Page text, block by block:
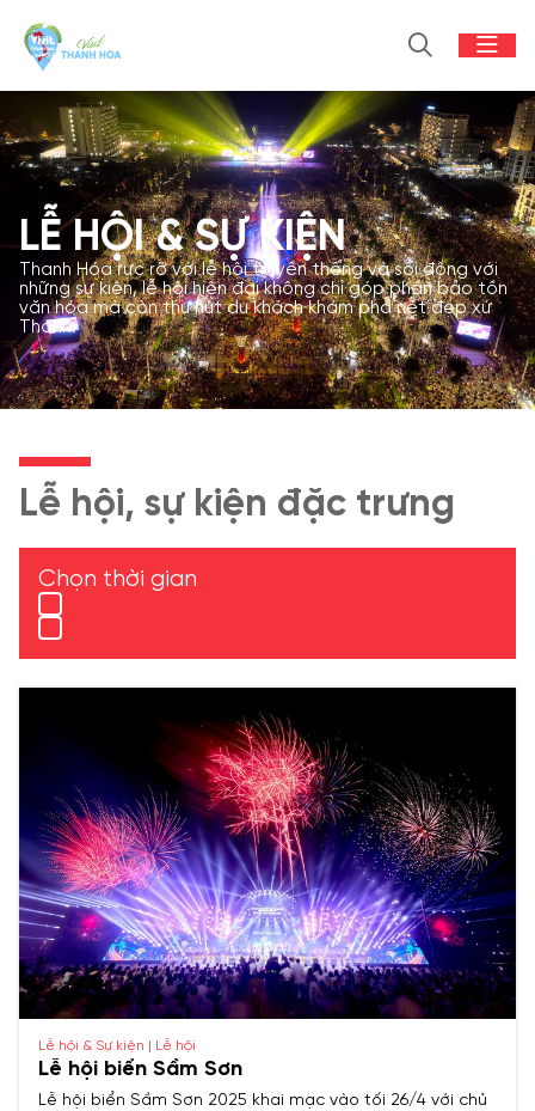
LỄ HỘI & SỰ KIỆN
Thanh Hóa rực rỡ với lễ hội truyền thống và sôi động với
những sự kiện, lễ hội hiện đại không chỉ góp phần bảo tồn
văn hóa mà còn thu hút du khách khám phá nét đẹp xứ
Thanh.
Lễ hội, sự kiện đặc trưng
Chọn thời gian
Lễ hội & Sự kiện | Lễ hội
Lễ hội biển Sầm Sơn
Lễ hội biển Sầm Sơn 2025 khai mạc vào tối 26/4 với chủ